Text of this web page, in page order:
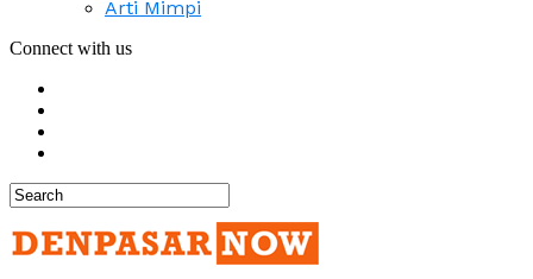
Arti Mimpi
Connect with us